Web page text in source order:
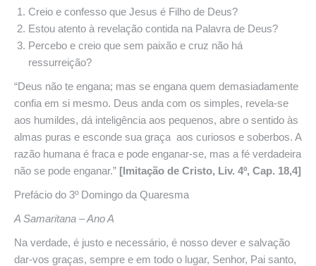
Creio e confesso que Jesus é Filho de Deus?
Estou atento à revelação contida na Palavra de Deus?
Percebo e creio que sem paixão e cruz não há
ressurreição?
“Deus não te engana; mas se engana quem demasiadamente
confia em si mesmo. Deus anda com os simples, revela-se
aos humildes, dá inteligência aos pequenos, abre o sentido às
almas puras e esconde sua graça aos curiosos e soberbos. A
razão humana é fraca e pode enganar-se, mas a fé verdadeira
não se pode enganar.” [Imitação de Cristo, Liv. 4º, Cap. 18,4]
Prefácio do 3º Domingo da Quaresma
A Samaritana – Ano A
Na verdade, é justo e necessário, é nosso dever e salvação
dar-vos graças, sempre e em todo o lugar, Senhor, Pai santo,